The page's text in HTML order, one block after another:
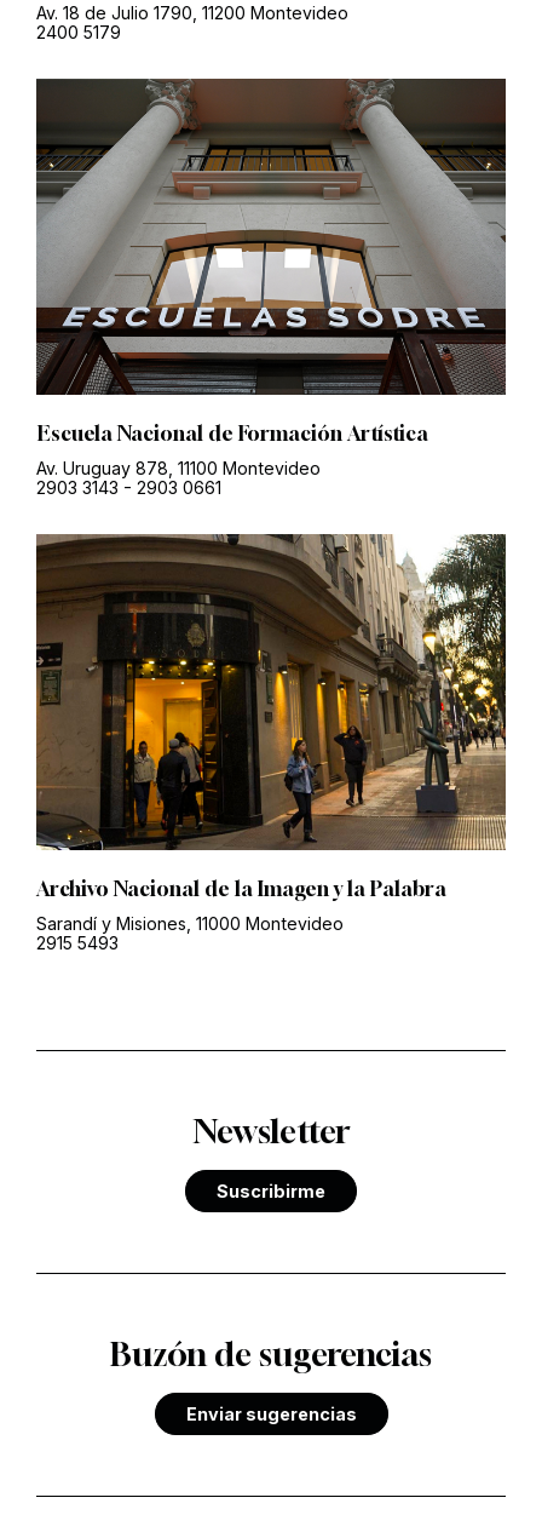
Av. 18 de Julio 1790, 11200 Montevideo
2400 5179
Escuela Nacional de Formación Artística
Av. Uruguay 878, 11100 Montevideo
2903 3143 - 2903 0661
Archivo Nacional de la Imagen y la Palabra
Sarandí y Misiones, 11000 Montevideo
2915 5493
Newsletter
Suscribirme
Buzón de sugerencias
Enviar sugerencias